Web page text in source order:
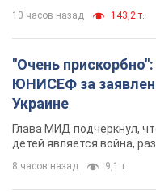
10 часов назад 143,2 т.
"Очень
ЮНИСЕФ за
Украине
Глава МИД подчеркнул,
детей является война,
8 часов назад 9,1 т.